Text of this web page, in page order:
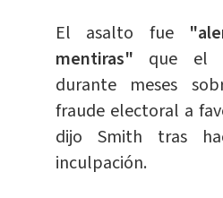
El asalto fue
mentiras" que el
durante meses
fraude electoral a
dijo Smith tras
inculpación.